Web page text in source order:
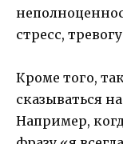
стресс,
Кроме того,
сказываться
Например,